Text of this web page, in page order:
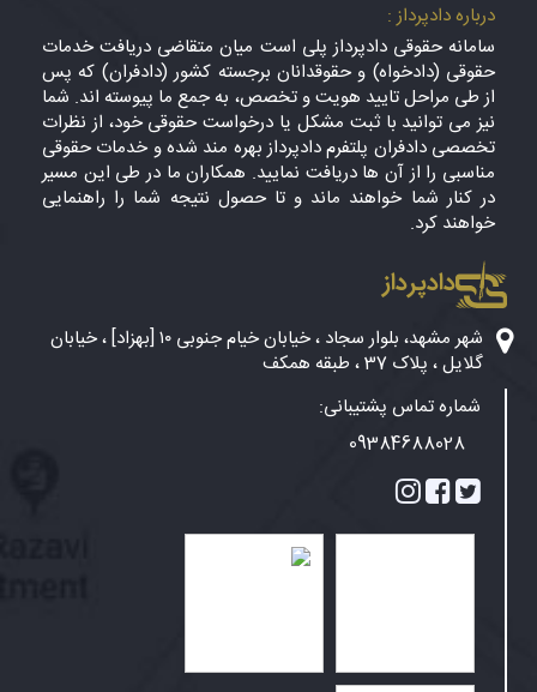
درباره دادپرداز :
سامانه حقوقی دادپرداز پلی است میان متقاضی دریافت خدمات
حقوقی (دادخواه) و حقوقدانان برجسته کشور (دادفران) که پس
از طی مراحل تایید هویت و تخصص، به جمع ما پیوسته اند. شما
نیز می توانید با ثبت مشکل یا درخواست حقوقی خود، از نظرات
تخصصی دادفران پلتفرم دادپرداز بهره مند شده و خدمات حقوقی
مناسبی را از آن ها دریافت نمایید. همکاران ما در طی این مسیر
در کنار شما خواهند ماند و تا حصول نتیجه شما را راهنمایی
خواهند کرد.
دادپرداز
شهر مشهد، بلوار سجاد ، خیابان خیام جنوبی ۱۰ [بهزاد] ، خیابان
گلایل ، پلاک 37 ، طبقه همکف
شماره تماس پشتیبانی:
09384688028